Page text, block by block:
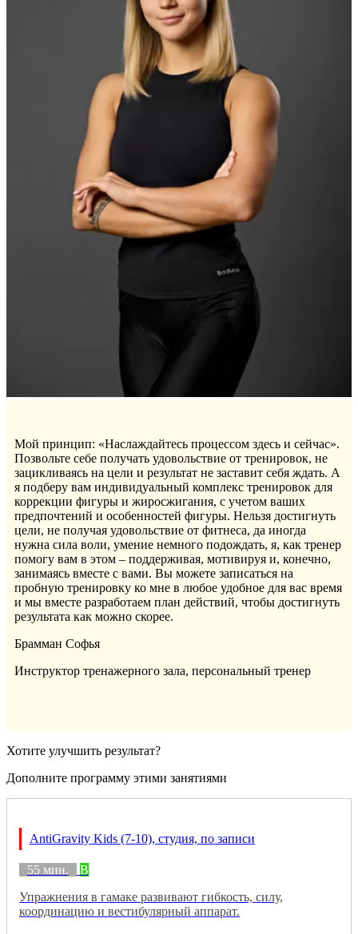
Мой принцип: «Наслаждайтесь процессом здесь и сейчас».
Позвольте себе получать удовольствие от тренировок, не
зацикливаясь на цели и результат не заставит себя ждать. А
я подберу вам индивидуальный комплекс тренировок для
коррекции фигуры и жиросжигания, с учетом ваших
предпочтений и особенностей фигуры. Нельзя достигнуть
цели, не получая удовольствие от фитнеса, да иногда
нужна сила воли, умение немного подождать, я, как тренер
помогу вам в этом – поддерживая, мотивируя и, конечно,
занимаясь вместе с вами. Вы можете записаться на
пробную тренировку ко мне в любое удобное для вас время
и мы вместе разработаем план действий, чтобы достигнуть
результата как можно скорее.
Брамман Софья
Инструктор тренажерного зала, персональный тренер
Хотите улучшить результат?
Дополните программу этими занятиями
AntiGravity Kids (7-10), студия, по записи
55 мин.
B
Упражнения в гамаке развивают гибкость, силу,
координацию и вестибулярный аппарат.